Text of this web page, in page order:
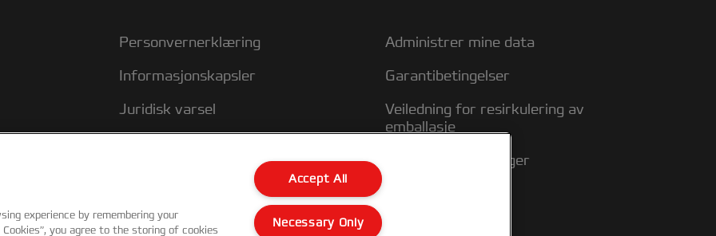
Personvernerklæring
Informasjonskapsler
Juridisk varsel
Administrer mine data
Garantibetingelser
Veiledning for resirkulering av
emballasje
Samsvarserklæringer
experience by remembering your
you agree to the storing of cookies
Accept All
Necessary Only